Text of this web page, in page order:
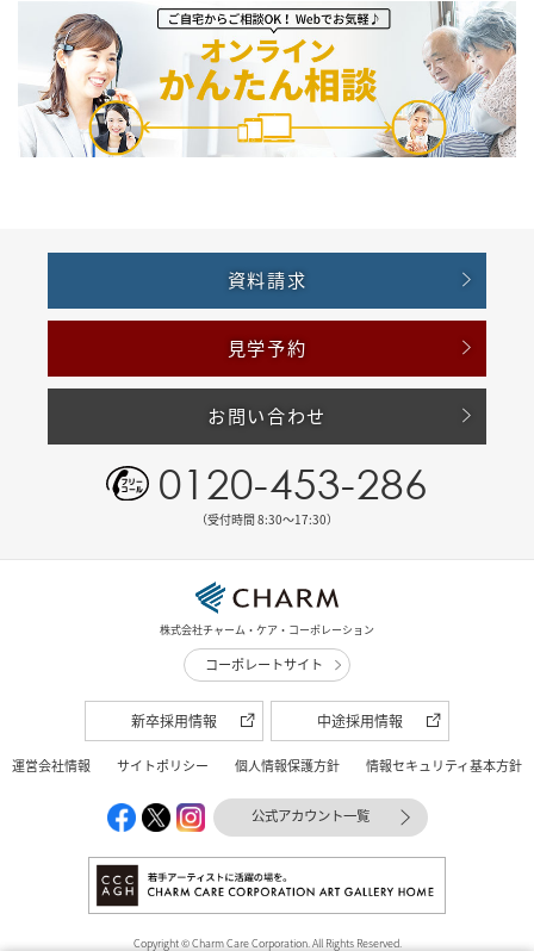
資料請求
見学予約
お問い合わせ
0120-453-286
（受付時間 8:30〜17:30）
株式会社チャーム・ケア・コーポレーション
コーポレートサイト
新卒採用情報 中途採用情報
運営会社情報 サイトポリシー 個人情報保護方針 情報セキュリティ基本方針
公式アカウント一覧
Copyright © Charm Care Corporation. All Rights Reserved.